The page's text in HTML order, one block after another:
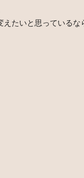
たいと思っている